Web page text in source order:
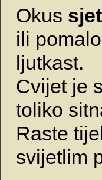
Okus
ili
ljutkast.
Cvijet je
toliko
Raste
svijetlim